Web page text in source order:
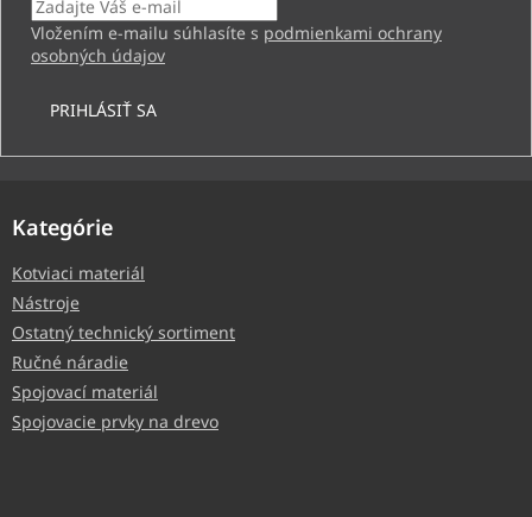
Vložením e-mailu súhlasíte s podmienkami ochrany
osobných údajov
PRIHLÁSIŤ SA
Kategórie
Kotviaci materiál
Nástroje
Ostatný technický sortiment
Ručné náradie
Spojovací materiál
Spojovacie prvky na drevo